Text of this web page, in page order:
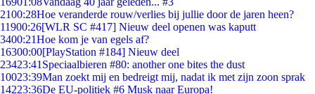
2100:28Hoe veranderde rouw/verlies bij jullie door de jaren heen?
11900:26[WLR SC #417] Nieuw deel openen was kaputt
3400:21Hoe kom je van egels af?
16300:00[PlayStation #184] Nieuw deel
23423:41 Speciaalbieren #80: another one bites the dust
10023:39Man zoekt mij en bedreigt mij, nadat ik met zijn zoon sprak
14223:36De EU-politiek #6 Musk naar Europa!